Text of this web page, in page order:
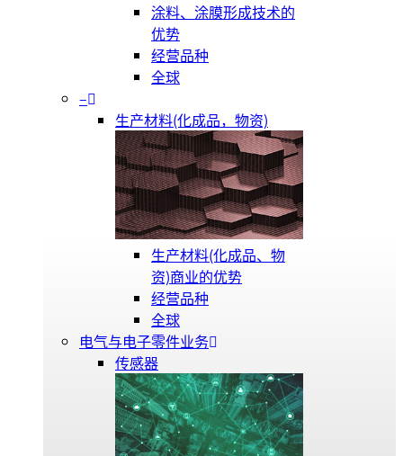
涂料、涂膜形成技术的
优势
经营品种
全球
–
生产材料(化成品，物资)
生产材料(化成品、物
资)商业的优势
经营品种
全球
电气与电子零件业务
传感器